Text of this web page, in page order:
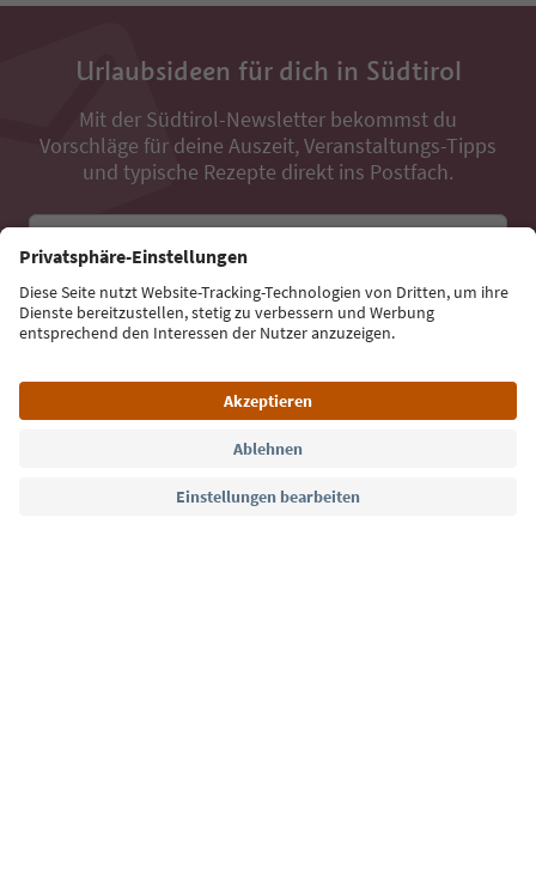
Urlaubsideen für dich in Südtirol
Mit der Südtirol-Newsletter bekommst du
Vorschläge für deine Auszeit, Veranstaltungs-Tipps
und typische Rezepte direkt ins Postfach.
Jetzt anmelden